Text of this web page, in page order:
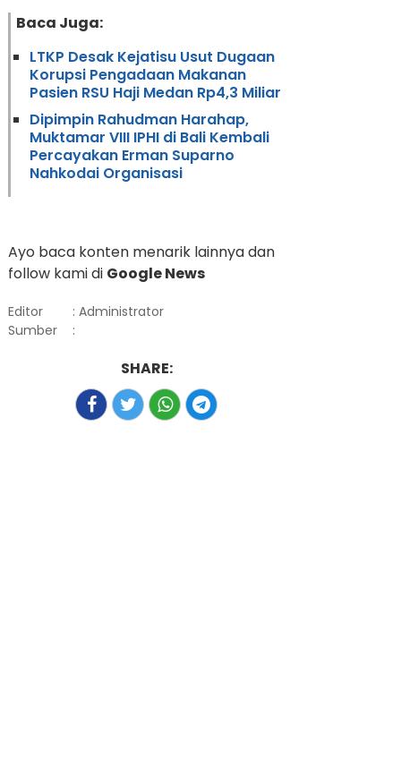
Baca Juga:
LTKP Desak Kejatisu Usut Dugaan
Korupsi Pengadaan Makanan
Pasien RSU Haji Medan Rp4,3 Miliar
Dipimpin Rahudman Harahap,
Muktamar VIII IPHI di Bali Kembali
Percayakan Erman Suparno
Nahkodai Organisasi
Ayo baca konten menarik lainnya dan
follow kami di Google News
Editor
: Administrator
Sumber
:
SHARE: